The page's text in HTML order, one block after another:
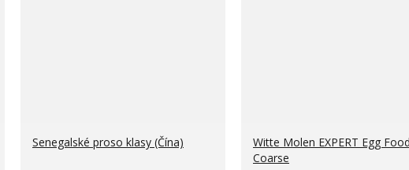
Senegalské proso klasy (Čína)
Witte Molen EXPERT Egg Food
Coarse